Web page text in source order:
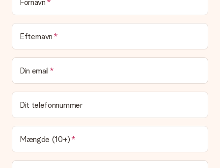
Leveringstid, leveringsmuligheder og
leveringsomkostninger
Kan jeg vælge en leveringsdato?
Det er ikke muligt at vælge en bestemt leveringsdato.
Hvad er leveringstiden, og hvornår modtager jeg min
gave?
Leveringstiden findes på gavens produktside. Du kan stole på,
at vores postfirma leverer din gave på denne dag.
Hvilke leveringsmuligheder kan jeg vælge?
I øjeblikket er det ikke (endnu) muligt at vælge en
leveringsindstilling. Den gave, du vil bestille, sendes enten som
en pakke eller som postkasse levering. Vil du gerne vide
Fornavn
Efternavn
Din email
Dit telefonnummer
Mængde (10+)